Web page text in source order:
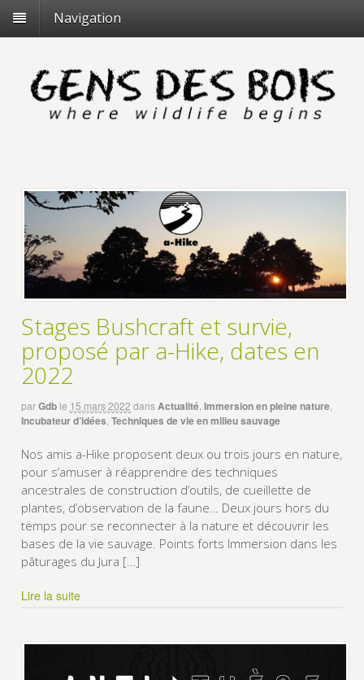
Navigation
Stages Bushcraft et survie,
proposé par a-Hike, dates en
2022
parGdb le 15 mars 2022 dansActualité, Immersion en pleine nature,
Incubateur d’idées Techniques de vie en milieu sauvage
Nos amis a-Hike proposent deux ou trois jours en nature,
pour s’amuser à réapprendre des techniques
ancestrales de construction d’outils, de cueillette de
plantes, d’observation de la faune… Deux jours hors du
temps pour se reconnecter à la nature et découvrir les
bases de la vie sauvage. Points forts Immersion dans les
pâturages du Jura […]
Lire la suite